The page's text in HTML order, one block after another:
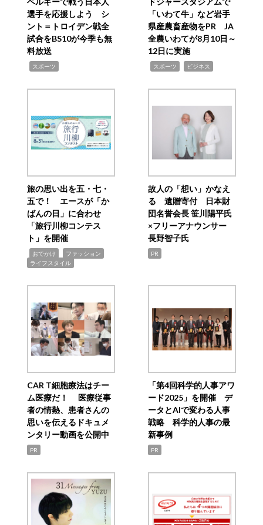
選手を応援しよう シ
ント＝トロイデン戦全
試合をBS10が今季も無
料放送
スポーツ
「いわて牛」など岩手
県産農畜産物をPR JA
全農いわてが8月10日～
12日に実施
スポーツ ビジネス
旅の思い出を五・七・
五で！ エースが「か
ばんの日」に合わせ
「旅行川柳コンテス
ト」を開催
おでかけ ファッション
ライフスタイル
故人の「想い」かなえ
る 遺贈寄付 日本財
団名誉会長 笹川陽平氏
×フリーアナウンサー
長野智子氏
PR
CAR T細胞療法はチー
ム医療だ！ 医療従事
者の情熱、患者さんの
思いを伝えるドキュメ
ンタリー動画を公開中
PR
「第4回科学的人事アワ
ード2025」を開催 デ
ータとAIで変わる人事
戦略 科学的人事の最
新事例
PR